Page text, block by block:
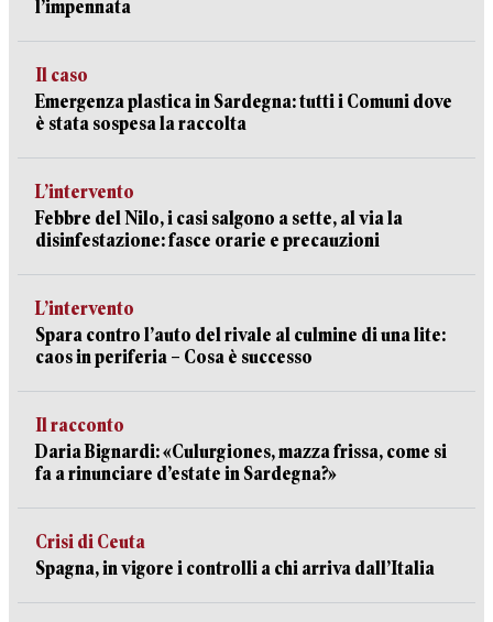
l’impennata
Il caso
Emergenza plastica in Sardegna: tutti i Comuni dove
è stata sospesa la raccolta
L’intervento
Febbre del Nilo, i casi salgono a sette, al via la
disinfestazione: fasce orarie e precauzioni
L’intervento
Spara contro l’auto del rivale al culmine di una lite:
caos in periferia – Cosa è successo
Il racconto
Daria Bignardi: «Culurgiones, mazza frissa, come si
fa a rinunciare d’estate in Sardegna?»
Crisi di Ceuta
Spagna, in vigore i controlli a chi arriva dall’Italia